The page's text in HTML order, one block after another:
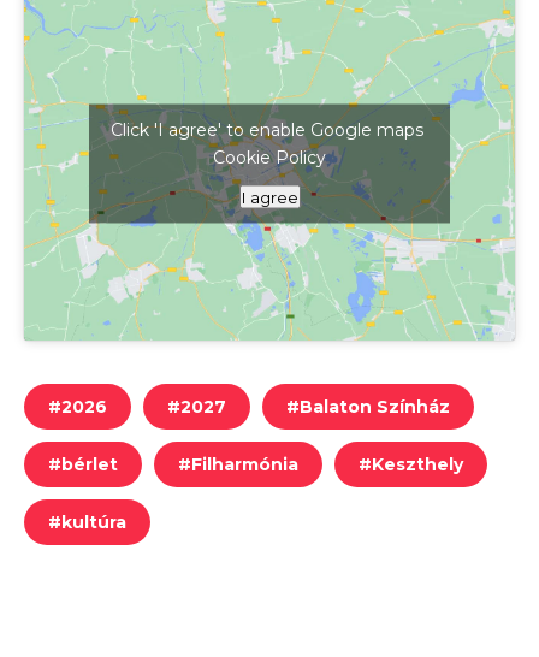
Kattints ide a térkép megjelenítéséhez
Click 'I agree' to enable Google maps
Cookie Policy
I agree
#2026 #2027 #Balaton Színház
#bérlet #Filharmónia #Keszthely
#kultúra